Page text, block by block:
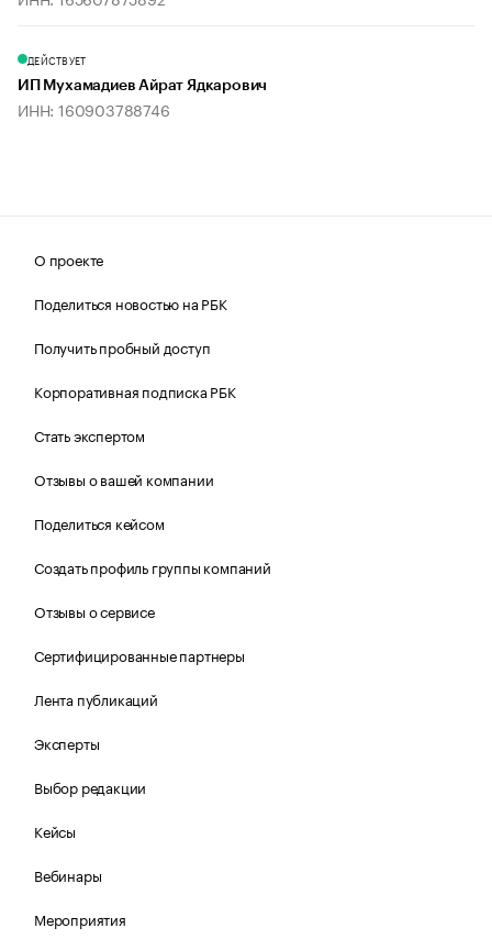
ДЕЙСТВУЕТ
ИП Мухамадиев Айрат Ядкарович
ИНН: 160903788746
О проекте
Поделиться новостью на РБК
Получить пробный доступ
Корпоративная подписка РБК
Стать экспертом
Отзывы о вашей компании
Поделиться кейсом
Создать профиль группы компаний
Отзывы о сервисе
Сертифицированные партнеры
Лента публикаций
Эксперты
Выбор редакции
Кейсы
Вебинары
Мероприятия